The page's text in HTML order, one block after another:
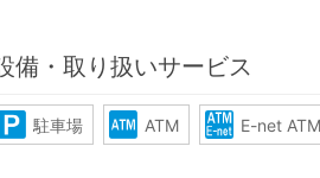
備・取り扱いサービス
駐車場 ATM E-net ATM